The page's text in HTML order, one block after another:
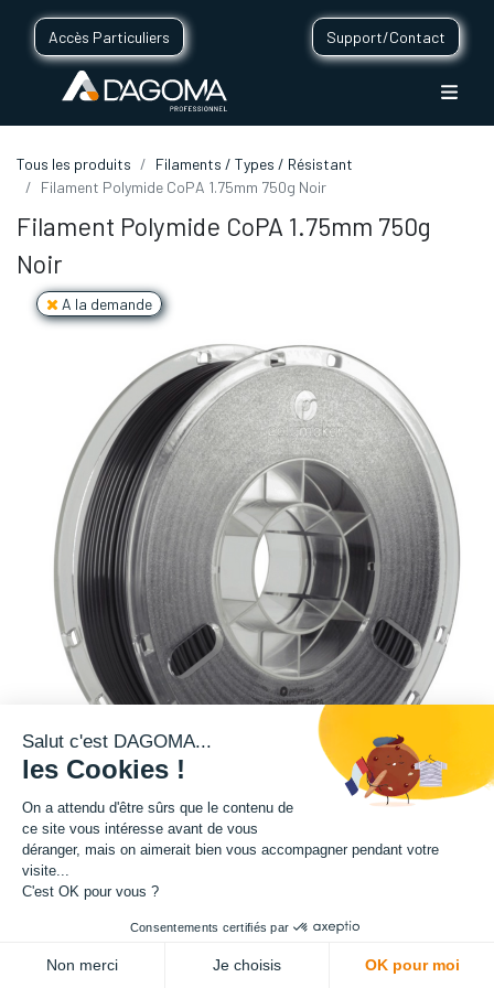
Accès Particuliers Support/Contact
Tous les produits
Filaments / Types / Résistant
Filament Polymide CoPA 1.75mm 750g Noir
Filament Polymide CoPA 1.75mm 750g
Noir
A la demande
Cette bobine de filament teinte noire fait partie de notre gamme de
filament PRO. Filament à base de copolymer de Nylon et de Nylon 6.6. Il
est doté de la technologie Warp-Free.
Facile à imprimer, il est fréquemment utilisé dans le secteur de
chaleurs jusqu'a 180°C.
Salut c'est DAGOMA...
les Cookies !
On a attendu d'être sûrs que le contenu de
ce site vous intéresse avant de vous
déranger, mais on aimerait bien vous accompagner pendant votre
visite...
C'est OK pour vous ?
Consentements certifiés par
Non merci Je choisis OK pour moi